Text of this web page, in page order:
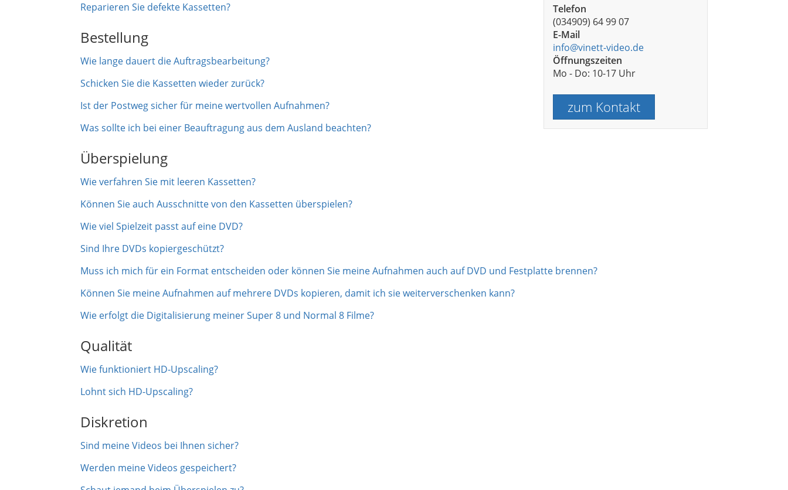
Telefon
(034909) 64 99 07
E-Mail
info@vinett-video.de
Öffnungszeiten
Mo - Do: 10-17 Uhr
zum Kontakt
Reparieren Sie defekte Kassetten?
Bestellung
Wie lange dauert die Auftragsbearbeitung?
Schicken Sie die Kassetten wieder zurück?
Ist der Postweg sicher für meine wertvollen Aufnahmen?
Was sollte ich bei einer Beauftragung aus dem Ausland beachten?
Überspielung
Wie verfahren Sie mit leeren Kassetten?
Können Sie auch Ausschnitte von den Kassetten überspielen?
Wie viel Spielzeit passt auf eine DVD?
Sind Ihre DVDs kopiergeschützt?
Muss ich mich für ein Format entscheiden oder können Sie meine Aufnahmen auch auf DVD und Festplatte brennen?
Können Sie meine Aufnahmen auf mehrere DVDs kopieren, damit ich sie weiterverschenken kann?
Wie erfolgt die Digitalisierung meiner Super 8 und Normal 8 Filme?
Qualität
Wie funktioniert HD-Upscaling?
Lohnt sich HD-Upscaling?
Diskretion
Sind meine Videos bei Ihnen sicher?
Werden meine Videos gespeichert?